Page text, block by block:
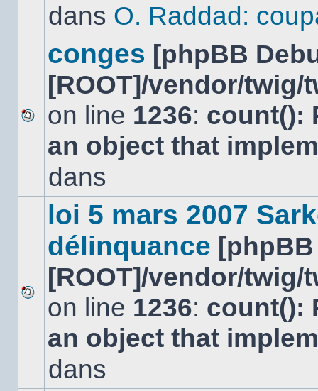
sujet.
dans O. Raddad:
Aucun
nouveau
message
sujet.
conges [phpBB
[ROOT]/vendor/
on line 1236: count():
an object that
dans
Aucun
nouveau
message
non-
dans
loi 5 mars 2007
délinquance
[ROOT]/vendor/
on line 1236: count():
an object that
dans